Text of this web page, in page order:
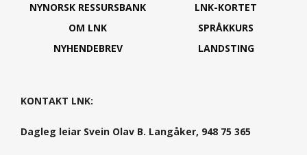
NYNORSK RESSURSBANK
OM LNK
NYHENDEBREV
LNK-KORTET
SPRÅKKURS
LANDSTING
KONTAKT LNK:
Dagleg leiar Svein Olav B. Langåker, 948 75 365